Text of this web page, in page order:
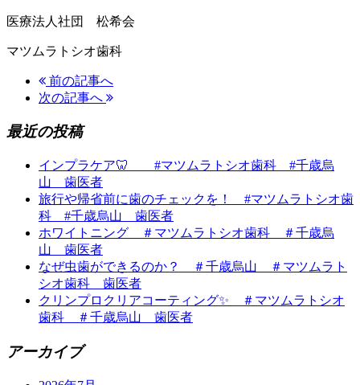
医療法人社団 松希会
マツムラトシオ歯科
前の記事へ
次の記事へ
最近の投稿
インプラケア🦷 #マツムラトシオ歯科 #千歳烏
山 歯医者
旅行や帰省前に歯のチェックを！ #マツムラトシオ歯
科 #千歳烏山 歯医者
ホワイトニング ＃マツムラトシオ歯科 ＃千歳烏
山 歯医者
なぜ虫歯ができるのか？ ＃千歳烏山 ＃マツムラト
シオ歯科 歯医者
クリンプロクリアコーティング✨ ＃マツムラトシオ
歯科 ＃千歳烏山 歯医者
アーカイブ